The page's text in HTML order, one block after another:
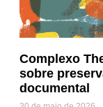
Complexo
sobre
documental